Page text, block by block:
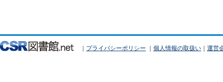
｜ プライバシーポリシー ｜ 個人情報の取扱い ｜ 運営